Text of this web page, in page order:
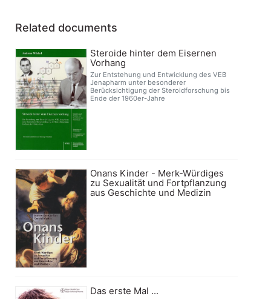
Related documents
Steroide hinter dem Eisernen
Vorhang
Zur Entstehung und Entwicklung des VEB
Jenapharm unter besonderer
Berücksichtigung der Steroidforschung bis
Ende der 1960er-Jahre
Onans Kinder - Merk-Würdiges
zu Sexualität und Fortpflanzung
aus Geschichte und Medizin
Das erste Mal ...